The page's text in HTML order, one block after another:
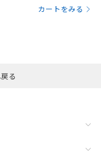
カートをみる
る